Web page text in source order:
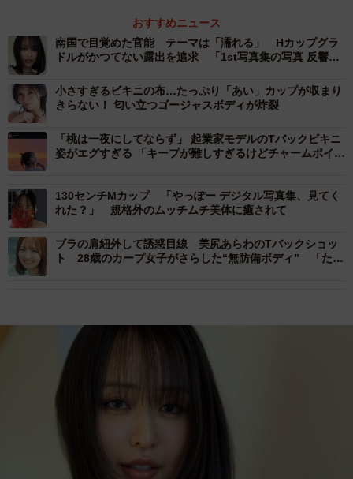
おすすめニュース
南国で目覚めた官能 テーマは「濡れる」 Hカップグラ
ドルがかつてない露出を追求 「1st写真集の写真 反響あ
小さすぎるビキニの布…たっぷり「あい」カップが収まり
きらない！ 匂い立つゴージャスボディが炸裂
「桃は一夜にしてならず」 起業家モデルのTバックビキニ
姿がエグすぎる 「キープが難しすぎるけどチャームポイン
130センチMカップ 「やっぽー デジタル写真集、見てく
れた？」 規格外のムッチムチ美体に癒されて
ブラの肩紐外して誘惑目線 美尻あらわのTバックショッ
ト 28歳のカープ女子がさらした“無防備ボディ” 「たく